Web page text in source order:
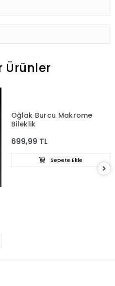
Ürünler
Oğlak Burcu Makrome
Bileklik
699,99 TL
Sepete Ekle